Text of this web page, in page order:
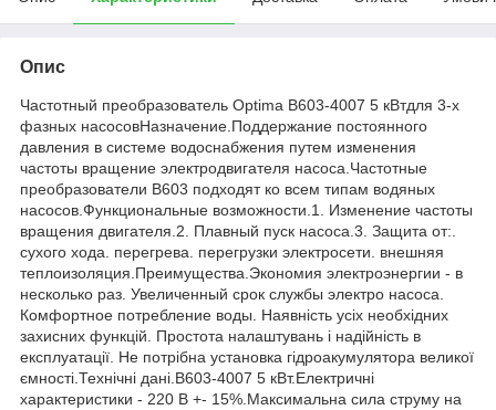
Опис
Частотный преобразователь Optima B603-4007 5 кВтдля 3-х
фазных насосовНазначение.Поддержание постоянного
давления в системе водоснабжения путем изменения
частоты вращение электродвигателя насоса.Частотные
преобразователи B603 подходят ко всем типам водяных
насосов.Функциональные возможности.1. Изменение частоты
вращения двигателя.2. Плавный пуск насоса.3. Защита от:.
сухого хода. перегрева. перегрузки электросети. внешняя
теплоизоляция.Преимущества.Экономия электроэнергии - в
несколько раз. Увеличенный срок службы электро насоса.
Комфортное потребление воды. Наявність усіх необхідних
захисних функцій. Простота налаштувань і надійність в
експлуатації. Не потрібна установка гідроакумулятора великої
ємності.Технічні дані.B603-4007 5 кВт.Електричні
характеристики - 220 В +- 15%.Максимальна сила струму на